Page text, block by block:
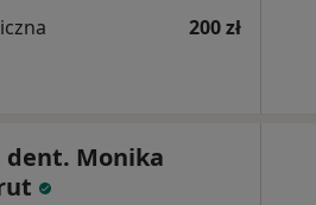
200 zł
dent. Monika